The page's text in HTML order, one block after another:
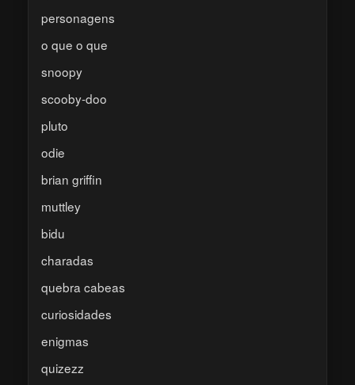
personagens
o que o que
snoopy
scooby-doo
pluto
odie
brian griffin
muttley
bidu
charadas
quebra cabeas
curiosidades
enigmas
quizezz